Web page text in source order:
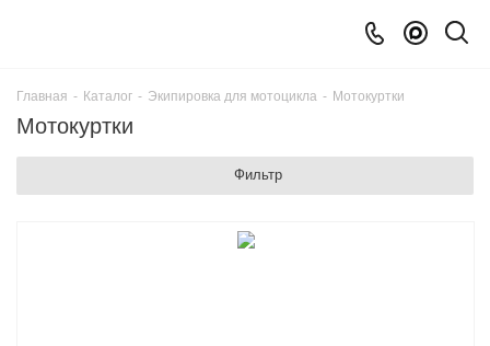
Главная - Каталог - Экипировка для мотоцикла - Мотокуртки
Мотокуртки
Фильтр